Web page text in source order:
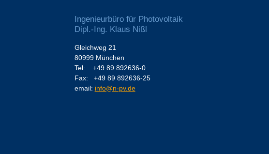
Ingenieurbüro für Photovoltaik
Dipl.-Ing. Klaus Nißl
Gleichweg 21
80999 München
Tel: +49 89 892636-0
Fax: +49 89 892636-25
email: info@n-pv.de